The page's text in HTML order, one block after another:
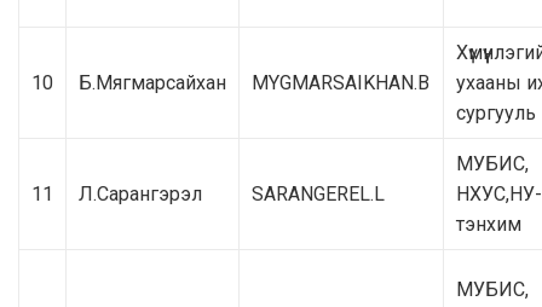
10 Б.Мягмарсайхан MYGMARSAIKHAN.B
ухааны
сургууль
11 Л.Сарангэрэл SARANGEREL.L
МУБИС,
тэнхим
МУБИС,